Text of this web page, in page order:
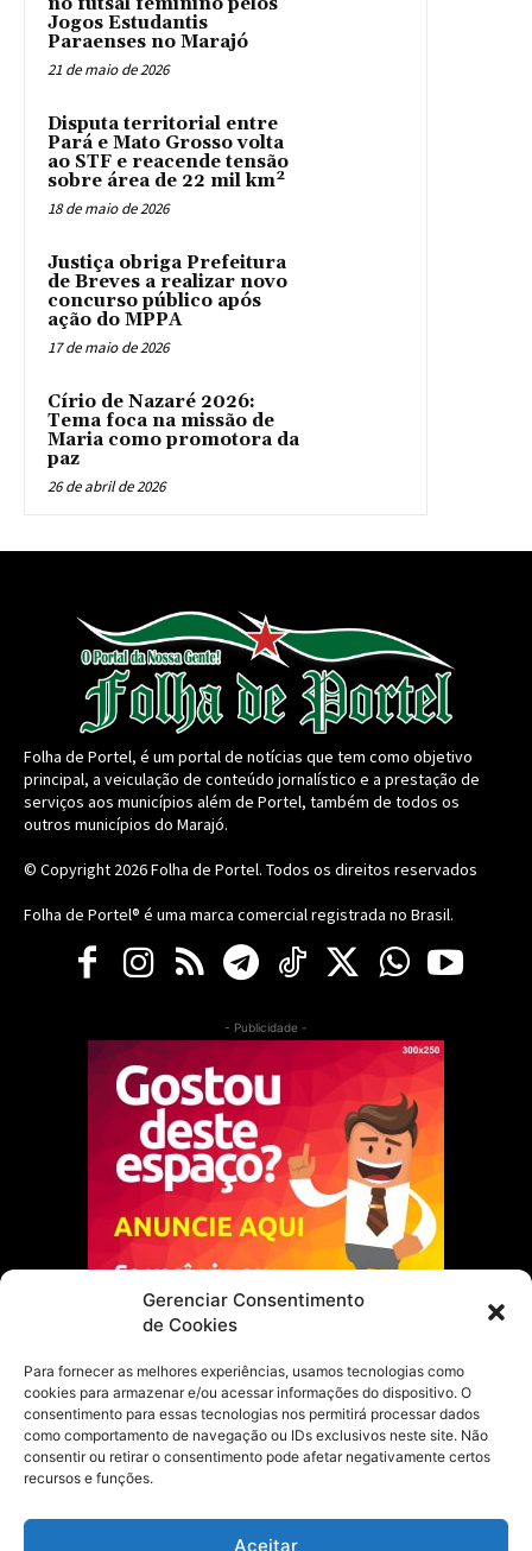
Gerenciar Consentimento
de Cookies
Para fornecer as melhores experiências, usamos tecnologias como
cookies para armazenar e/ou acessar informações do dispositivo. O
consentimento para essas tecnologias nos permitirá processar dados
como comportamento de navegação ou IDs exclusivos neste site. Não
consentir ou retirar o consentimento pode afetar negativamente certos
recursos e funções.
Aceitar
Jogos Estudantis
Paraenses no Marajó
21 de maio de 2026
Disputa territorial entre
Pará e Mato Grosso volta
ao STF e reacende tensão
sobre área de 22 mil km²
18 de maio de 2026
Justiça obriga Prefeitura
de Breves a realizar novo
concurso público após
ação do MPPA
17 de maio de 2026
Círio de Nazaré 2026:
Tema foca na missão de
Maria como promotora da
paz
26 de abril de 2026
Folha de Portel, é um portal de notícias que tem como objetivo
principal, a veiculação de conteúdo jornalístico e a prestação de
serviços aos municípios além de Portel, também de todos os
outros municípios do Marajó.
© Copyright 2026Folha de Portel. Todos os direitos reservados
Folha de Portel® é uma marca comercial registrada no Brasil.
- Publicidade -
Escolha do Editor
Justiça Itinerante garante regularização
fundiária e casamento comunitário para
famílias em Portel
21 de maio de 2026